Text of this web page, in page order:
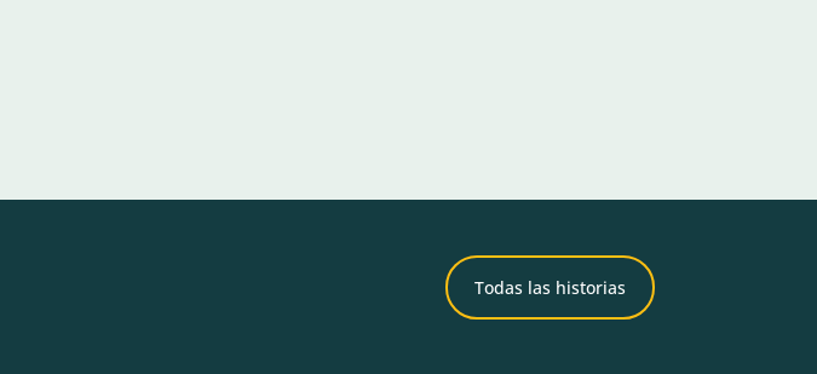
Todas las historias